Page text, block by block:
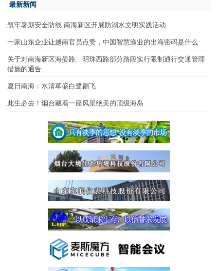
最新新闻
筑牢暑期安全防线 南海新区开展防溺水文明实践活动
一家山东企业让越南官员点赞，中国智慧渔业的出海密码是什么
关于对南海新区海晏路、明珠西路部分路段实行限制通行交通管理
措施的通告
夏日南海：水清草盛白鹭翩飞
此生必去！烟台藏着一座风景绝美的顶级海岛